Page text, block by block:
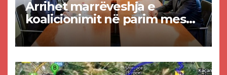
Arrihet marrëveshja e
koalicionimit në parim mes
Kurtit dhe Abdixhikut